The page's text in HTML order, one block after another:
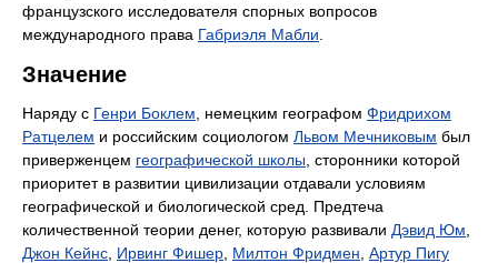
французского исследователя спорных вопросов
международного права Габриэля Мабли
Значение
Наряду с Генри Боклем , немецким географом Фридрихом
Ратцелем и российским социологом Львом Мечниковым был
приверженцем географической школы , сторонники которой
приоритет в развитии цивилизации отдавали условиям
географической и биологической сред. Предтеча
количественной теории денег, которую развивали Дэвид Юм
Джон Кейнс Ирвинг Фишер Милтон Фридмен Артур Пигу